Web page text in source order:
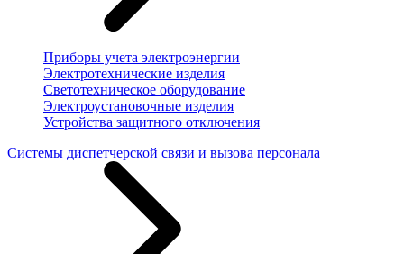
Приборы учета электроэнергии
Электротехнические изделия
Светотехническое оборудование
Электроустановочные изделия
Устройства защитного отключения
Системы диспетчерской связи и вызова персонала